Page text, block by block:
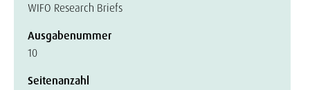
WIFO Research Briefs
Ausgabenummer
10
Seitenanzahl